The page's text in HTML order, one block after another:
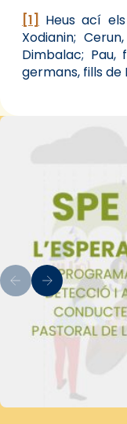
[1] Heus ací
Xodianin;
Dimbalac; Pau,
germans, fills de